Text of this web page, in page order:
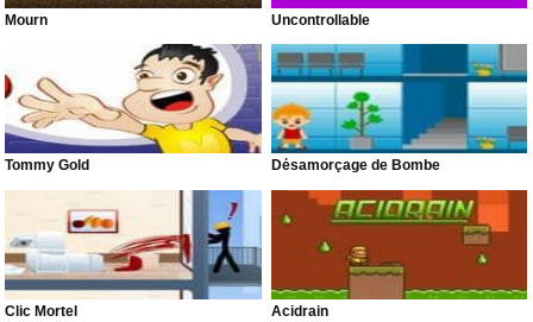
Mourn Uncontrollable
Tommy Gold Désamorçage de Bombe
Clic Mortel Acidrain